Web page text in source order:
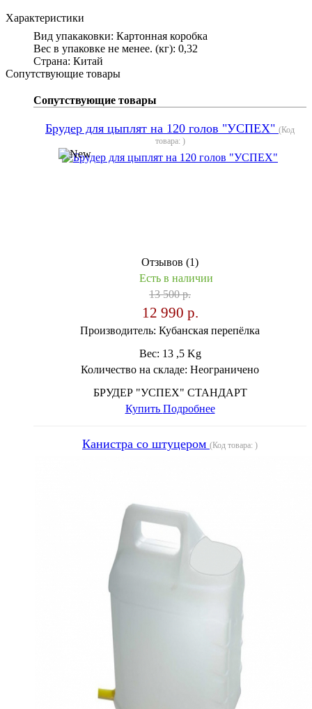
Характеристики
Вид упакаковки: Картонная коробка
Вес в упаковке не менее. (кг): 0,32
Страна: Китай
Сопутствующие товары
Сопутствующие товары
Брудер для цыплят на 120 голов "УСПЕХ" (Код
товара: )
Отзывов (1)
Есть в наличии
13 500 р.
12 990 р.
Производитель: Кубанская перепёлка
Вес: 13 ,5 Kg
Количество на складе: Неограничено
БРУДЕР "УСПЕХ" СТАНДАРТ
Купить Подробнее
Канистра со штуцером (Код товара: )